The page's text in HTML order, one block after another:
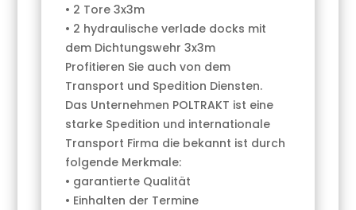
• 2 Tore 3x3m
• 2 hydraulische verlade docks mit
dem Dichtungswehr 3x3m
Profitieren Sie auch von dem
Transport und Spedition Diensten.
Das Unternehmen POLTRAKT ist eine
starke Spedition und internationale
Transport Firma die bekannt ist durch
folgende Merkmale:
• garantierte Qualität
• Einhalten der Termine